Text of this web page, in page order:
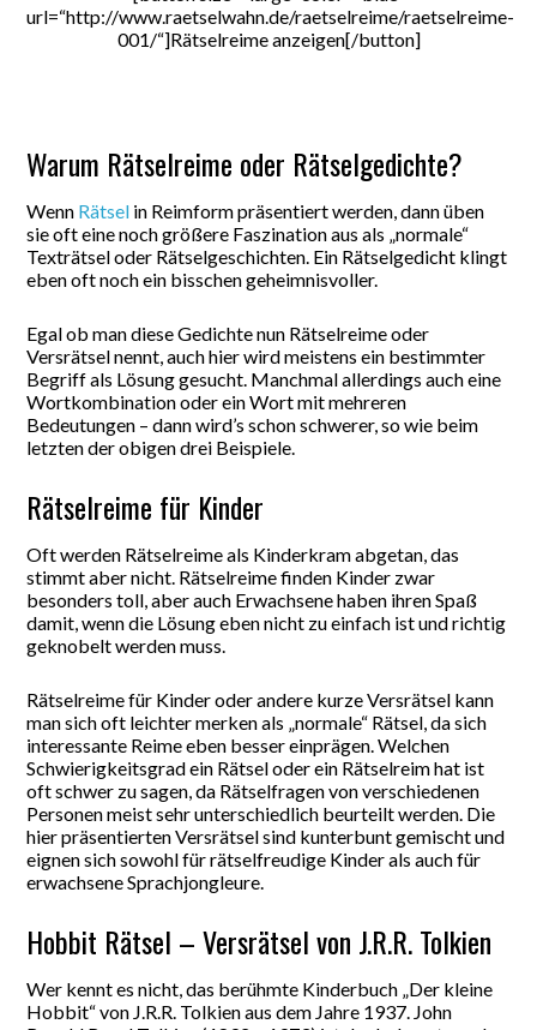
url=“http://www.raetselwahn.de/raetselreime/raetselreime-
001/“]Rätselreime anzeigen[/button]
Warum Rätselreime oder Rätselgedichte?
Wenn Rätsel in Reimform präsentiert werden, dann üben
sie oft eine noch größere Faszination aus als „normale“
Texträtsel oder Rätselgeschichten. Ein Rätselgedicht klingt
eben oft noch ein bisschen geheimnisvoller.
Egal ob man diese Gedichte nun Rätselreime oder
Versrätsel nennt, auch hier wird meistens ein bestimmter
Begriff als Lösung gesucht. Manchmal allerdings auch eine
Wortkombination oder ein Wort mit mehreren
Bedeutungen – dann wird’s schon schwerer, so wie beim
letzten der obigen drei Beispiele.
Rätselreime für Kinder
Oft werden Rätselreime als Kinderkram abgetan, das
stimmt aber nicht. Rätselreime finden Kinder zwar
besonders toll, aber auch Erwachsene haben ihren Spaß
damit, wenn die Lösung eben nicht zu einfach ist und richtig
geknobelt werden muss.
Rätselreime für Kinder oder andere kurze Versrätsel kann
man sich oft leichter merken als „normale“ Rätsel, da sich
interessante Reime eben besser einprägen. Welchen
Schwierigkeitsgrad ein Rätsel oder ein Rätselreim hat ist
oft schwer zu sagen, da Rätselfragen von verschiedenen
Personen meist sehr unterschiedlich beurteilt werden. Die
hier präsentierten Versrätsel sind kunterbunt gemischt und
eignen sich sowohl für rätselfreudige Kinder als auch für
erwachsene Sprachjongleure.
Hobbit Rätsel – Versrätsel von J.R.R. Tolkien
Wer kennt es nicht, das berühmte Kinderbuch „Der kleine
Hobbit“ von J.R.R. Tolkien aus dem Jahre 1937. John